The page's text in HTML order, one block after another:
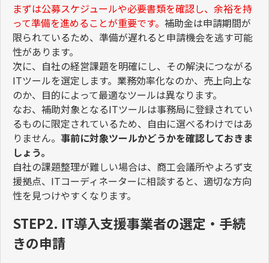
まずは公募スケジュールや必要書類を確認し、余裕を持
って準備を進めることが重要です。 補助金は申請期間が
限られているため、準備が遅れると申請機会を逃す可能
性があります。
次に、自社の経営課題を明確にし、その解決につながる
ITツールを選定します。業務効率化なのか、売上向上な
のか、目的によって最適なツールは異なります。
なお、補助対象となるITツールは事務局に登録されてい
るものに限定されているため、自由に選べるわけではあ
りません。 事前に対象ツールかどうかを確認しておきま
しょう。
自社の課題整理が難しい場合は、商工会議所やよろず支
援拠点、 ITコーディネーターに相談すると、適切な方向
性を見つけやすくなります。
STEP2. IT導入支援事業者の選定・手続
きの申請